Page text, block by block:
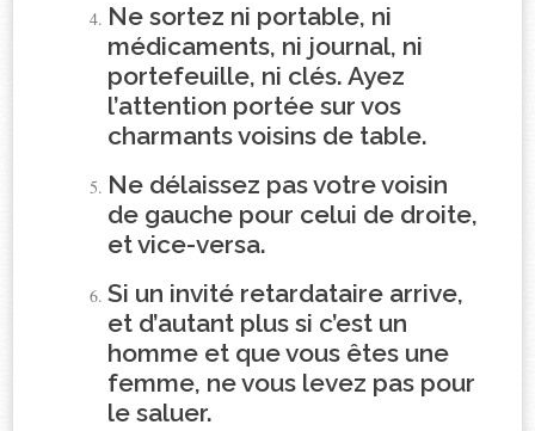
Ne sortez ni portable, ni
médicaments, ni journal, ni
portefeuille, ni clés. Ayez
l’attention portée sur vos
charmants voisins de table.
Ne délaissez pas votre voisin
de gauche pour celui de droite,
et vice-versa.
Si un invité retardataire arrive,
et d’autant plus si c’est un
homme et que vous êtes une
femme, ne vous levez pas pour
le saluer.